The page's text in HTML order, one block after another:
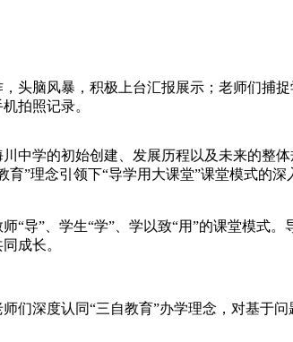
头脑风暴，积极上台汇报展示；老师们捕
拍照记录。
中学的初始创建、发展历程以及未来的整体
”理念引领下“导学用 大课堂”课堂模式的深
“导”、学生“学”、学以致“用”的课堂模式
成长。
师们深度认同“三自教育”办学理念 ，对基于问